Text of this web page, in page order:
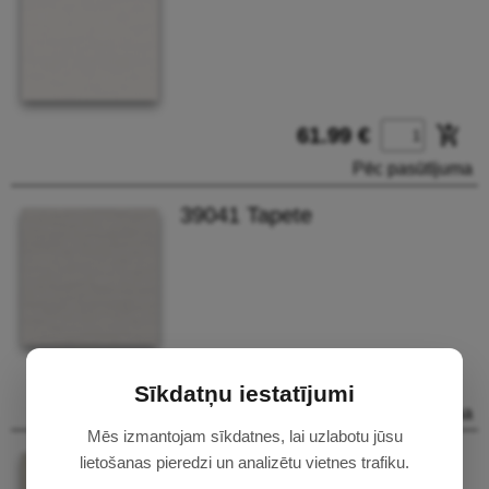
Sīkdatņu iestatījumi
Mēs izmantojam sīkdatnes, lai uzlabotu jūsu
lietošanas pieredzi un analizētu vietnes trafiku.
61.99 € add_shopping_cart
Pēc pasūtījuma
39041 Tapete
61.99 €
Pēc pasūtījuma
39042 Tapete